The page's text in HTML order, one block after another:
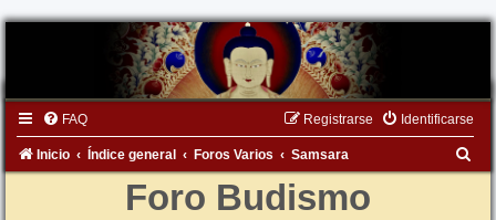
FAQ Identificarse
Registrarse
Inicio Índice general Foros Varios Samsara
Foro Budismo